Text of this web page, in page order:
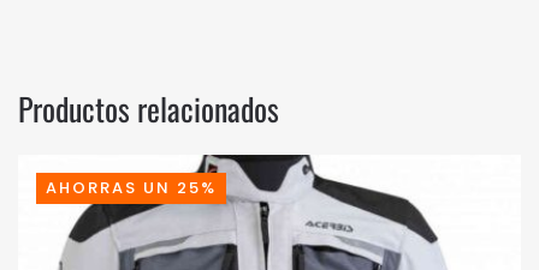
Productos relacionados
AHORRAS UN 25%